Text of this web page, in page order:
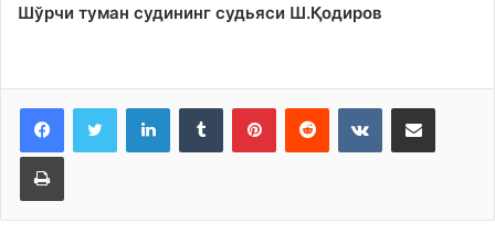
Шўрчи туман судининг судьяси Ш.Қодиров
LinkedInTumblr PinterestReddit VKontakteShare via Email
Print